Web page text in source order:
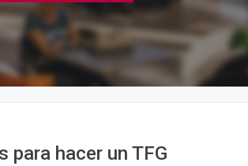
para hacer un TFG